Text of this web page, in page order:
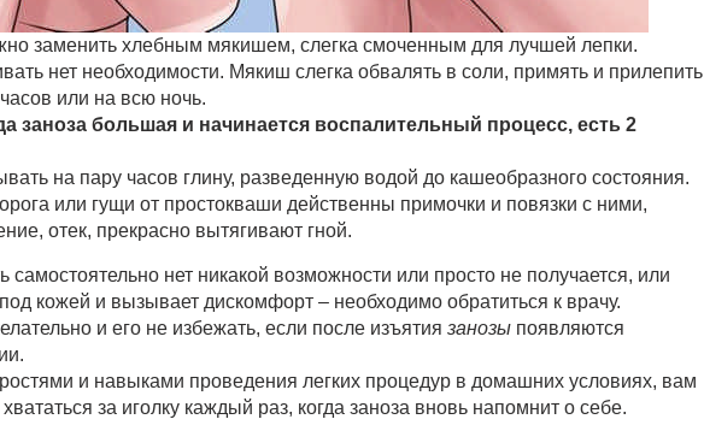
заменить хлебным мякишем, слегка смоченным для лучшей лепки.
нет необходимости. Мякиш слегка обвалять в соли, примять и прилепить
или на всю ночь.
заноза большая и начинается воспалительный процесс, есть 2
на пару часов глину, разведенную водой до кашеобразного состояния.
или гущи от простокваши действенны примочки и повязки с ними,
отек, прекрасно вытягивают гной.
самостоятельно нет никакой возможности или просто не получается, или
кожей и вызывает дискомфорт – необходимо обратиться к врачу.
и его не избежать, если после изъятия занозы появляются
и навыками проведения легких процедур в домашних условиях, вам
за иголку каждый раз, когда заноза вновь напомнит о себе.